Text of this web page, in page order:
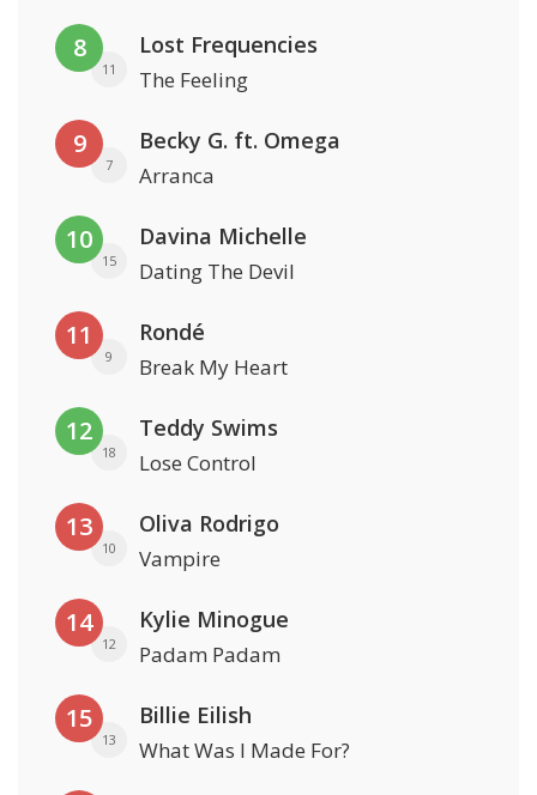
8
11
Lost Frequencies
The Feeling
9
7
Becky G. ft. Omega
Arranca
10
15
Davina Michelle
Dating The Devil
11
9
Rondé
Break My Heart
12
18
Teddy Swims
Lose Control
13
10
Oliva Rodrigo
Vampire
14
12
Kylie Minogue
Padam Padam
15
13
Billie Eilish
What Was I Made For?